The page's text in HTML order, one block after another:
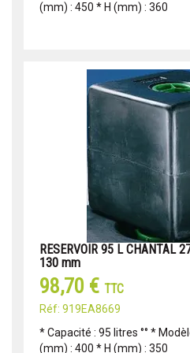
(mm) : 450 * H (mm) : 360
RESERVOIR 95 L CHANTAL
130 mm
98,70 € TTC
Réf: 919EA8669
* Capacité : 95 litres °° *
(mm) : 400 * H (mm) : 350